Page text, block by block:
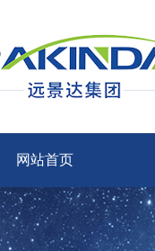
网站首页